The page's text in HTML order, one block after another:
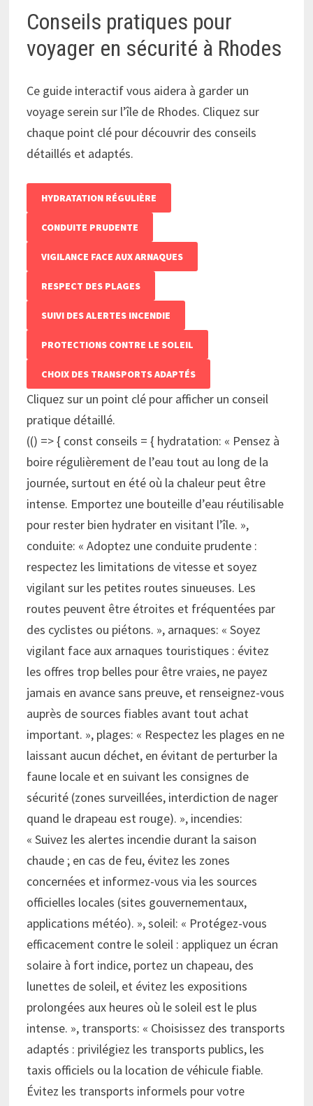
Conseils pratiques pour
voyager en sécurité à Rhodes
Ce guide interactif vous aidera à garder un
voyage serein sur l’île de Rhodes. Cliquez sur
chaque point clé pour découvrir des conseils
détaillés et adaptés.
HYDRATATION RÉGULIÈRE
CONDUITE PRUDENTE
VIGILANCE FACE AUX ARNAQUES
RESPECT DES PLAGES
SUIVI DES ALERTES INCENDIE
PROTECTIONS CONTRE LE SOLEIL
CHOIX DES TRANSPORTS ADAPTÉS
Cliquez sur un point clé pour afficher un conseil
pratique détaillé.
(() => { const conseils = { hydratation: « Pensez à
boire régulièrement de l’eau tout au long de la
journée, surtout en été où la chaleur peut être
intense. Emportez une bouteille d’eau réutilisable
pour rester bien hydrater en visitant l’île. »,
conduite: « Adoptez une conduite prudente :
respectez les limitations de vitesse et soyez
vigilant sur les petites routes sinueuses. Les
routes peuvent être étroites et fréquentées par
des cyclistes ou piétons. », arnaques: « Soyez
vigilant face aux arnaques touristiques : évitez
les offres trop belles pour être vraies, ne payez
jamais en avance sans preuve, et renseignez-vous
auprès de sources fiables avant tout achat
important. », plages: « Respectez les plages en ne
laissant aucun déchet, en évitant de perturber la
faune locale et en suivant les consignes de
sécurité (zones surveillées, interdiction de nager
quand le drapeau est rouge). », incendies:
« Suivez les alertes incendie durant la saison
chaude ; en cas de feu, évitez les zones
concernées et informez-vous via les sources
officielles locales (sites gouvernementaux,
applications météo). », soleil: « Protégez-vous
efficacement contre le soleil : appliquez un écran
solaire à fort indice, portez un chapeau, des
lunettes de soleil, et évitez les expositions
prolongées aux heures où le soleil est le plus
intense. », transports: « Choisissez des transports
adaptés : privilégiez les transports publics, les
taxis officiels ou la location de véhicule fiable.
Évitez les transports informels pour votre